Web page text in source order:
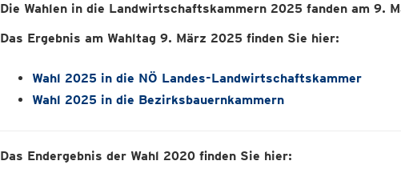
Die Wahlen in die Landwirtschaftskammern 2025 fanden am 9.
Das Ergebnis am Wahltag 9. März 2025 finden Sie hier:
Wahl 2025 in die NÖ Landes-Landwirtschaftskammer
Wahl 2025 in die Bezirksbauernkammern
Das Endergebnis der Wahl 2020 finden Sie hier: